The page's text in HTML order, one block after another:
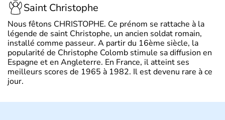
Saint Christophe
Nous fêtons CHRISTOPHE. Ce prénom se rattache à la
légende de saint Christophe, un ancien soldat romain,
installé comme passeur. A partir du 16ème siècle, la
popularité de Christophe Colomb stimule sa diffusion en
Espagne et en Angleterre. En France, il atteint ses
meilleurs scores de 1965 à 1982. Il est devenu rare à ce
jour.